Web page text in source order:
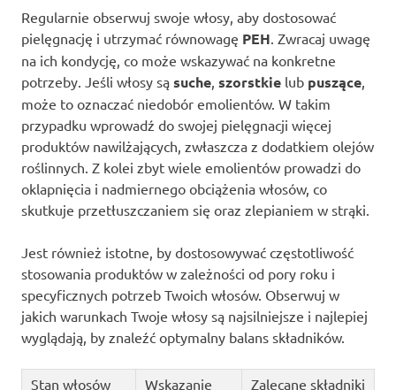
Regularnie obserwuj swoje włosy, aby dostosować
pielęgnację i utrzymać równowagę PEH. Zwracaj uwagę
na ich kondycję, co może wskazywać na konkretne
potrzeby. Jeśli włosy są suche, szorstkie lub puszące,
może to oznaczać niedobór emolientów. W takim
przypadku wprowadź do swojej pielęgnacji więcej
produktów nawilżających, zwłaszcza z dodatkiem olejów
roślinnych. Z kolei zbyt wiele emolientów prowadzi do
oklapnięcia i nadmiernego obciążenia włosów, co
skutkuje przetłuszczaniem się oraz zlepianiem w strąki.
Jest również istotne, by dostosowywać częstotliwość
stosowania produktów w zależności od pory roku i
specyficznych potrzeb Twoich włosów. Obserwuj w
jakich warunkach Twoje włosy są najsilniejsze i najlepiej
wyglądają, by znaleźć optymalny balans składników.
Stan włosów Wskazanie Zalecane składniki